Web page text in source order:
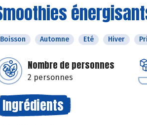
Boisson Automne Eté Hiver
Nombre de personnes
2 personnes
Ingrédients